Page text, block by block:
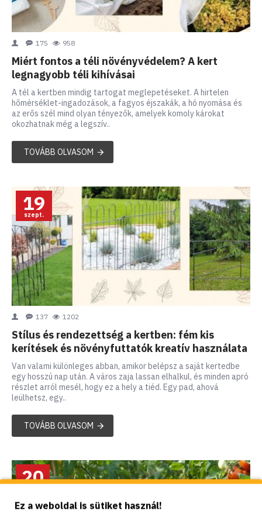
175 958
Miért fontos a téli növényvédelem? A kert
legnagyobb téli kihívásai
A tél a kertben mindig tartogat meglepetéseket. A hirtelen
hőmérséklet-ingadozások, a fagyos éjszakák, a hó nyomása és
az erős szél mind olyan tényezők, amelyek komoly károkat
okozhatnak még a legszív..
TOVÁBB OLVASOM
19
szept.
137 1202
Stílus és rendezettség a kertben: fém kis
kerítések és növényfuttatók kreatív használata
Van valami különleges abban, amikor belépsz a saját kertedbe
egy hosszú nap után. A város zaja lassan elhalkul, és minden apró
részlet arról mesél, hogy ez a hely a tiéd. Egy pad, ahová
leülhetsz, egy..
TOVÁBB OLVASOM
20
Ez a weboldal is sütiket használ!